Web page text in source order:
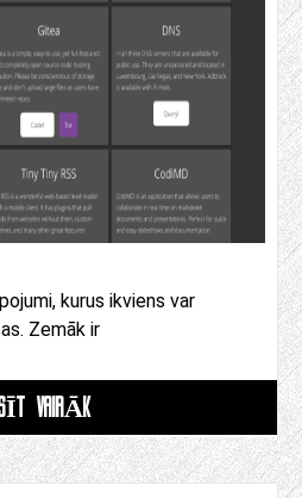
kurus ikviens var
Zemāk ir
VAIRĀK